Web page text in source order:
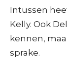
Intussen
Kelly. Ook
kennen,
sprake.